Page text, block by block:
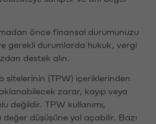
önce finansal durumunuzu
gerekli durumlarda hukuk, vergi
destek alın.
sitelerinin (TPW) içeriklerinden
zarar, kayıp veya
değildir. TPW kullanımı,
değer düşüşüne yol açabilir. Bazı